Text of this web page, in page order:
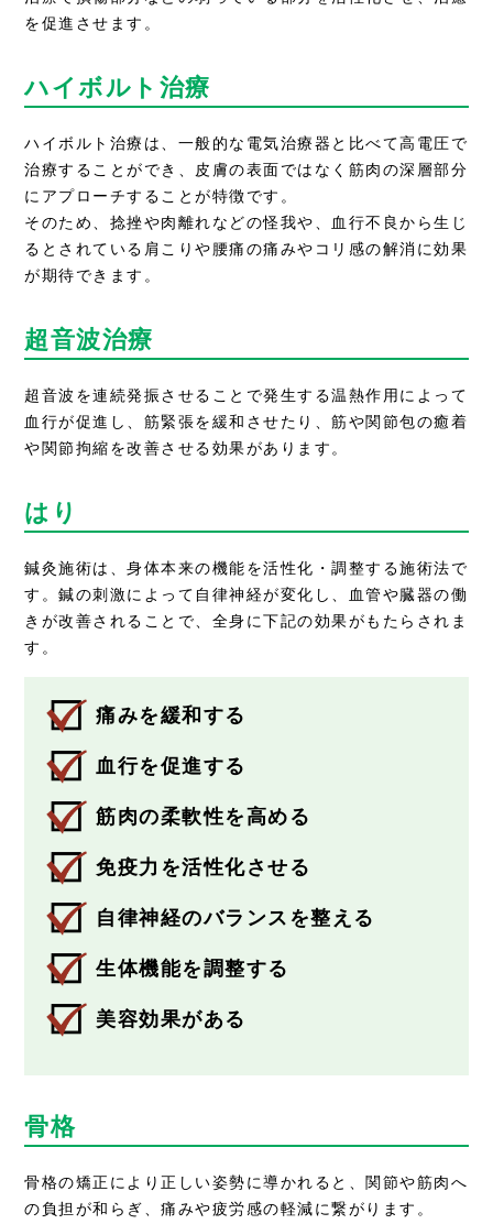
を促進させます。
ハイボルト治療
ハイボルト治療は、一般的な電気治療器と比べて高電圧で
治療することができ、皮膚の表面ではなく筋肉の深層部分
にアプローチすることが特徴です。
そのため、捻挫や肉離れなどの怪我や、血行不良から生じ
るとされている肩こりや腰痛の痛みやコリ感の解消に効果
が期待できます。
超音波治療
超音波を連続発振させることで発生する温熱作用によって
血行が促進し、筋緊張を緩和させたり、筋や関節包の癒着
や関節拘縮を改善させる効果があります。
はり
鍼灸施術は、身体本来の機能を活性化・調整する施術法で
す。鍼の刺激によって自律神経が変化し、血管や臓器の働
きが改善されることで、全身に下記の効果がもたらされま
す。
痛みを緩和する
血行を促進する
筋肉の柔軟性を高める
免疫力を活性化させる
自律神経のバランスを整える
生体機能を調整する
美容効果がある
骨格
骨格の矯正により正しい姿勢に導かれると、関節や筋肉へ
の負担が和らぎ、痛みや疲労感の軽減に繋がります。